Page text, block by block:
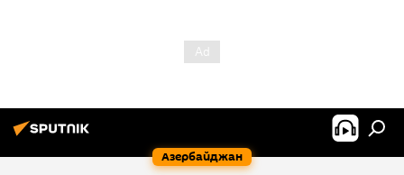
Азербайджан